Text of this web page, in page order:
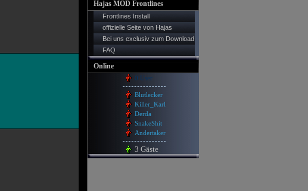
Hajas MOD Frontlines
Frontlines Install
offizielle Seite von Hajas
Bei uns exclusiv zum Download
FAQ
Online
0 User
Blutlecker
Killer_Karl
Derda
SnakeShit
Andertaker
3 Gäste